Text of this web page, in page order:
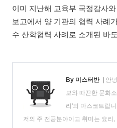
이미 지난해 교육부 국정감사
보고에서 양 기관의 협력 사례
수 산학협력 사례로 소개된 바
By 미스터반 | 안
보와 따끈한 문화
리'의 마스코트랍
저의 주 전공분야이고 취미는 요리